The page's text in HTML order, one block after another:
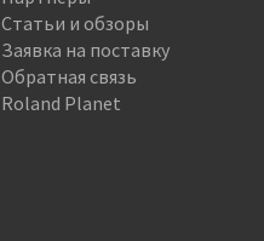
Статьи и обзоры
Заявка на поставку
Обратная связь
Roland Planet